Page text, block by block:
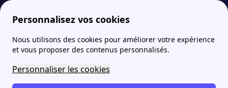
Personnalisez vos cookies
Nous utilisons des cookies pour améliorer votre expérience
et vous proposer des contenus personnalisés.
Personnaliser les cookies
papernest Lexique de l'immobilier: définitions de A à C Acompte : définition
Acompte : définition